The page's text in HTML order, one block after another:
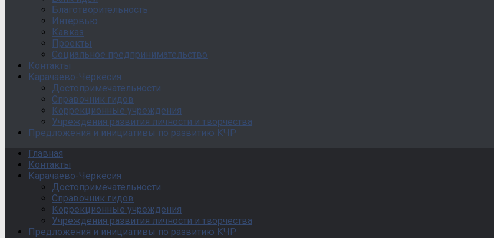
Благотворительность
Интервью
Кавказ
Проекты
Социальное предпринимательство
Контакты
Карачаево-Черкесия
Достопримечательности
Справочник гидов
Коррекционные учреждения
Учреждения развития личности и творчества
Предложения и инициативы по развитию КЧР
Главная
Контакты
Карачаево-Черкесия
Достопримечательности
Справочник гидов
Коррекционные учреждения
Учреждения развития личности и творчества
Предложения и инициативы по развитию КЧР